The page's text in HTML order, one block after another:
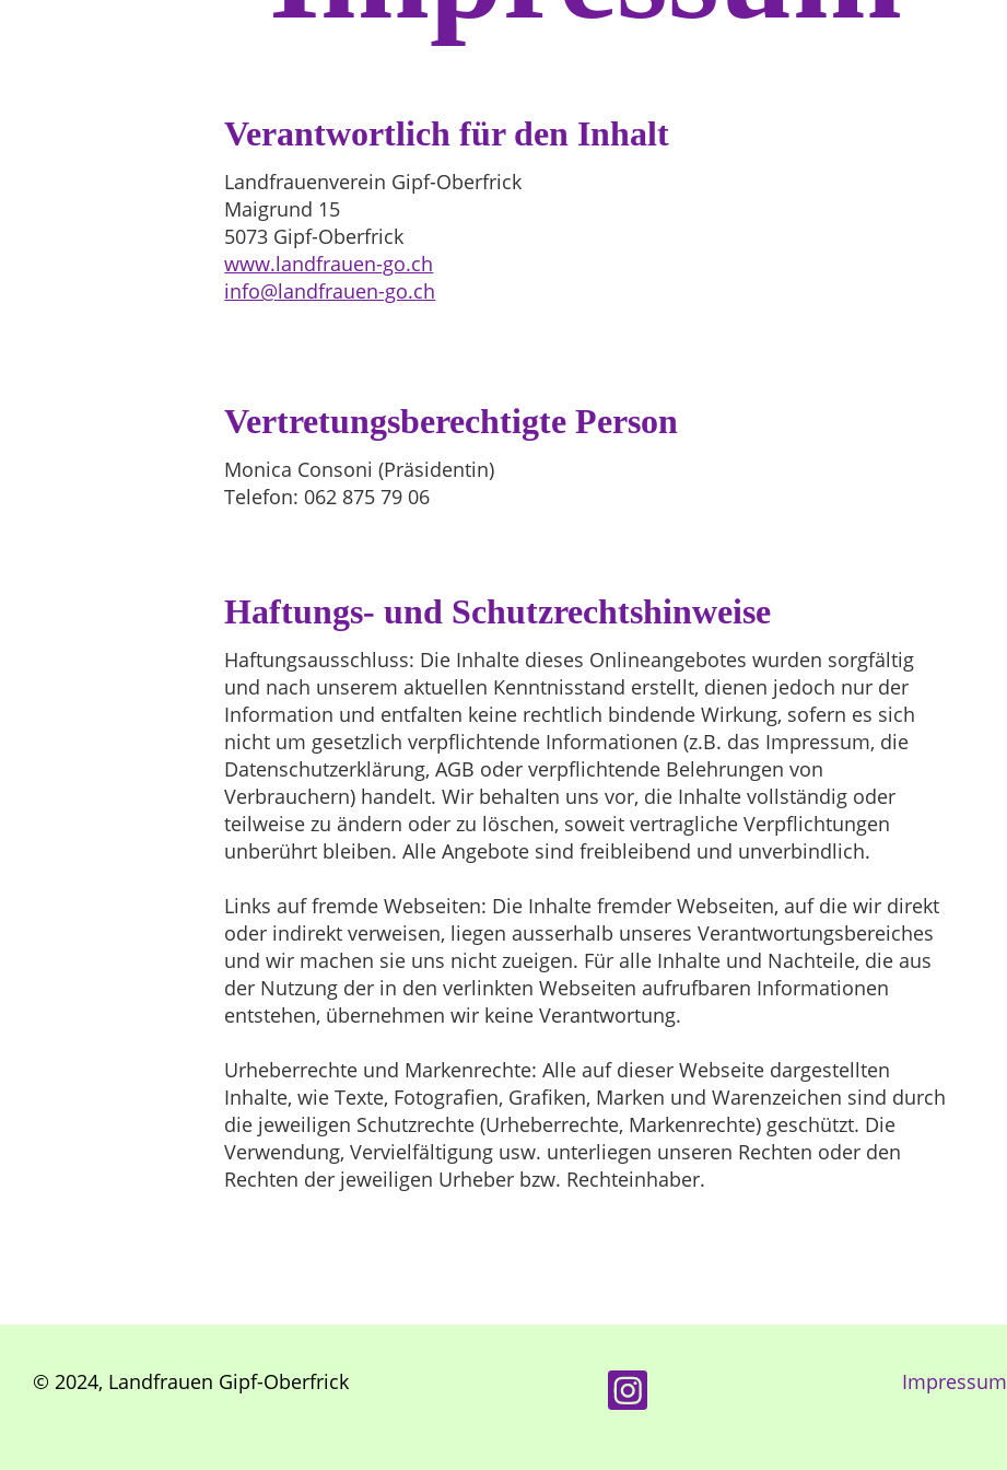
Verantwortlich für den Inhalt
Landfrauenverein Gipf-Oberfrick
Maigrund 15
5073 Gipf-Oberfrick
www.landfrauen-go.ch
info@landfrauen-go.ch
Vertretungsberechtigte Person
Monica Consoni (Präsidentin)
Telefon: 062 875 79 06
Haftungs- und Schutzrechtshinweise
Haftungsausschluss: Die Inhalte dieses Onlineangebotes wurden sorgfältig
und nach unserem aktuellen Kenntnisstand erstellt, dienen jedoch nur der
Information und entfalten keine rechtlich bindende Wirkung, sofern es sich
nicht um gesetzlich verpflichtende Informationen (z.B. das Impressum, die
Datenschutzerklärung, AGB oder verpflichtende Belehrungen von
Verbrauchern) handelt. Wir behalten uns vor, die Inhalte vollständig oder
teilweise zu ändern oder zu löschen, soweit vertragliche Verpflichtungen
unberührt bleiben. Alle Angebote sind freibleibend und unverbindlich.
Links auf fremde Webseiten: Die Inhalte fremder Webseiten, auf die wir direkt
oder indirekt verweisen, liegen ausserhalb unseres Verantwortungsbereiches
und wir machen sie uns nicht zueigen. Für alle Inhalte und Nachteile, die aus
der Nutzung der in den verlinkten Webseiten aufrufbaren Informationen
entstehen, übernehmen wir keine Verantwortung.
Urheberrechte und Markenrechte: Alle auf dieser Webseite dargestellten
Inhalte, wie Texte, Fotografien, Grafiken, Marken und Warenzeichen sind durch
die jeweiligen Schutzrechte (Urheberrechte, Markenrechte) geschützt. Die
Verwendung, Vervielfältigung usw. unterliegen unseren Rechten oder den
Rechten der jeweiligen Urheber bzw. Rechteinhaber.
© 2024, Landfrauen Gipf-Oberfrick Impressum